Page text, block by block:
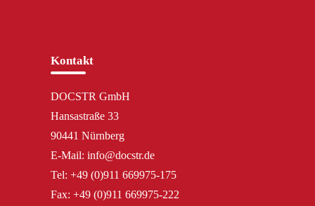
Kontakt
DOCSTR GmbH
Hansastraße 33
90441 Nürnberg
E-Mail: info@docstr.de
Tel: +49 (0)911 669975-175
Fax: +49 (0)911 669975-222